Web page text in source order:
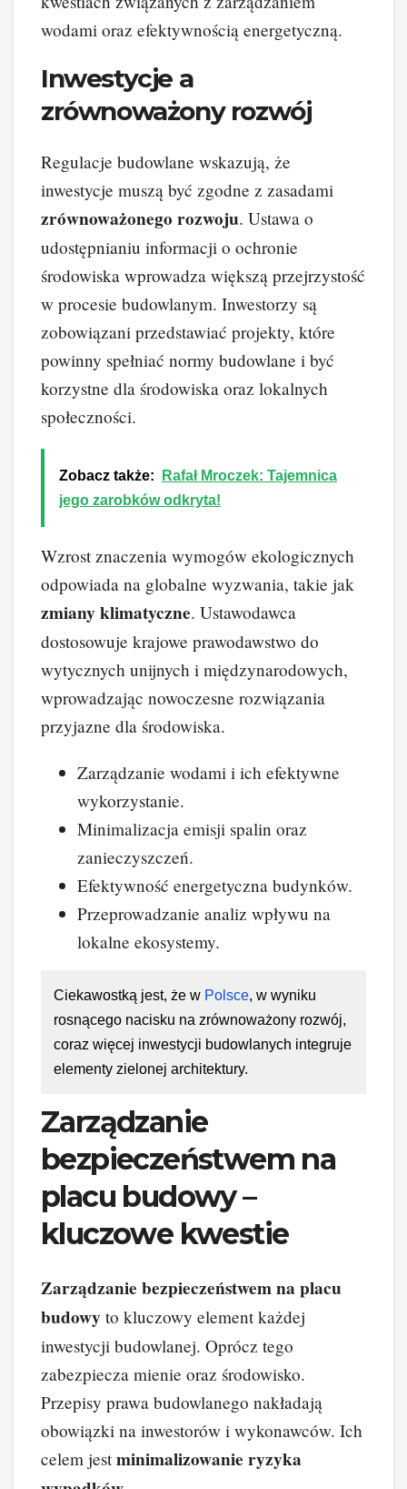
wodami oraz efektywnością energetyczną.
Inwestycje a
zrównoważony rozwój
Regulacje budowlane wskazują, że
inwestycje muszą być zgodne z zasadami
zrównoważonego rozwoju. Ustawa o
udostępnianiu informacji o ochronie
środowiska wprowadza większą przejrzystość
w procesie budowlanym. Inwestorzy są
zobowiązani przedstawiać projekty, które
powinny spełniać normy budowlane i być
korzystne dla środowiska oraz lokalnych
społeczności.
Zobacz także:
Rafał Mroczek: Tajemnica
jego zarobków odkryta!
Wzrost znaczenia wymogów ekologicznych
odpowiada na globalne wyzwania, takie jak
zmiany klimatyczne. Ustawodawca
dostosowuje krajowe prawodawstwo do
wytycznych unijnych i międzynarodowych,
wprowadzając nowoczesne rozwiązania
przyjazne dla środowiska.
Zarządzanie wodami i ich efektywne
wykorzystanie.
Minimalizacja emisji spalin oraz
zanieczyszczeń.
Efektywność energetyczna budynków.
Przeprowadzanie analiz wpływu na
lokalne ekosystemy.
Ciekawostką jest, że w Polsce, w wyniku
rosnącego nacisku na zrównoważony rozwój,
coraz więcej inwestycji budowlanych integruje
elementy zielonej architektury.
Zarządzanie
bezpieczeństwem na
placu budowy –
kluczowe kwestie
Zarządzanie bezpieczeństwem na placu
budowy to kluczowy element każdej
inwestycji budowlanej. Oprócz tego
zabezpiecza mienie oraz środowisko.
Przepisy prawa budowlanego nakładają
obowiązki na inwestorów i wykonawców. Ich
celem jest minimalizowanie ryzyka